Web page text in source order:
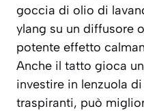
goccia di olio di
ylang su un diffusore
potente effetto
Anche il tatto gioca
investire in lenzuola
traspiranti, può